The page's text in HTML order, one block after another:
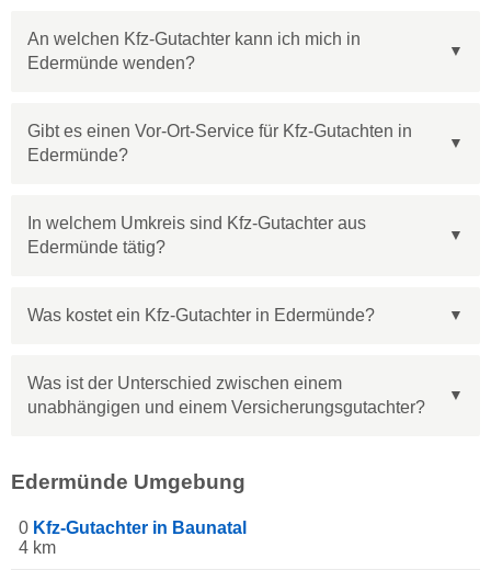
An welchen Kfz-Gutachter kann ich mich in
Edermünde wenden?
Gibt es einen Vor-Ort-Service für Kfz-Gutachten in
Edermünde?
In welchem Umkreis sind Kfz-Gutachter aus
Edermünde tätig?
Was kostet ein Kfz-Gutachter in Edermünde?
Was ist der Unterschied zwischen einem
unabhängigen und einem Versicherungsgutachter?
Edermünde Umgebung
0 Kfz-Gutachter in Baunatal
4 km